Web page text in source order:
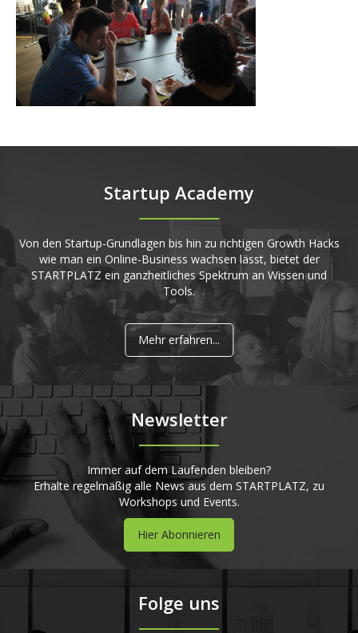
Startup Academy
Von den Startup-Grundlagen bis hin zu richtigen Growth Hacks
wie man ein Online-Business wachsen lässt, bietet der
STARTPLATZ ein ganzheitliches Spektrum an Wissen und
Tools.
Mehr erfahren...
Newsletter
Immer auf dem Laufenden bleiben?
Erhalte regelmäßig alle News aus dem STARTPLATZ, zu
Workshops und Events.
Hier Abonnieren
Folge uns